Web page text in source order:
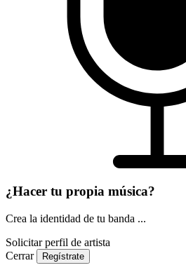
¿Hacer tu propia música?
Crea la identidad de tu banda ...
Solicitar perfil de artista
Cerrar
Regístrate